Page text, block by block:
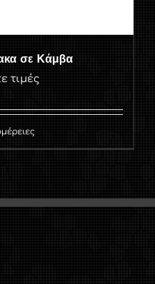
σε Κάμβα
τιμές